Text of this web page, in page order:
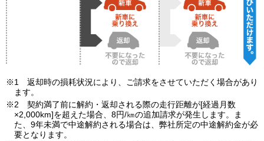
※1 返却時の損耗状況により、ご請求をさせていただく場合があり
ます。
※2 契約満了前に解約・返却される際の走行距離が[経過月数
×2,000km]を超えた場合、8円/㎞の追加請求が発生します。ま
た、9年未満で中途解約される場合は、弊社所定の中途解約金が必
要となります。